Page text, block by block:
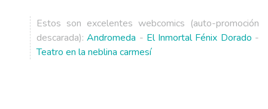
Estos son excelentes webcomics (auto-promoción
descarada):Andromeda - El Inmortal Fénix Dorado -
Teatro en la neblina carmesí